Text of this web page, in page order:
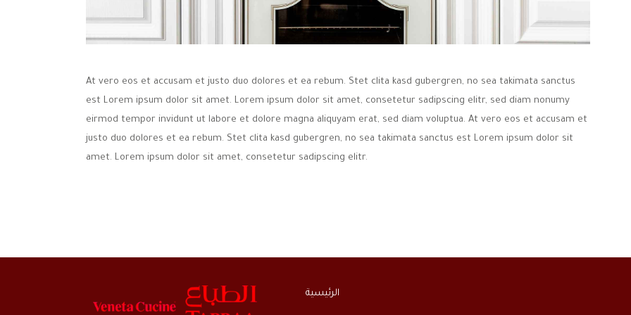
At vero eos et accusam et justo duo dolores et ea rebum. Stet clita kasd gubergren, no sea takimata sanctus
est Lorem ipsum dolor sit amet. Lorem ipsum dolor sit amet, consetetur sadipscing elitr, sed diam nonumy
eirmod tempor invidunt ut labore et dolore magna aliquyam erat, sed diam voluptua. At vero eos et accusam et
justo duo dolores et ea rebum. Stet clita kasd gubergren, no sea takimata sanctus est Lorem ipsum dolor sit
amet. Lorem ipsum dolor sit amet, consetetur sadipscing elitr.
الرئيسية